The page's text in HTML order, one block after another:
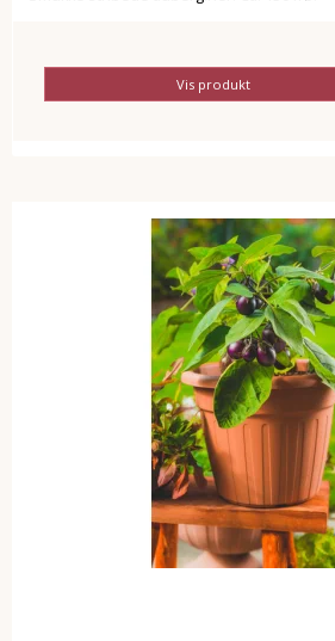
Vis produkt